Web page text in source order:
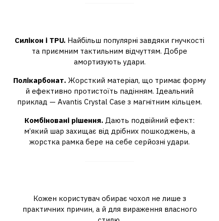
Силікон і TPU. Найбільш популярні завдяки гнучкості
та приємним тактильним відчуттям. Добре
амортизують удари.
Полікарбонат. Жорсткий матеріал, що тримає форму
й ефективно протистоїть падінням. Ідеальний
приклад — Avantis Crystal Case з магнітним кільцем.
Комбіновані рішення. Дають подвійний ефект:
м’який шар захищає від дрібних пошкоджень, а
жорстка рамка бере на себе серйозні удари.
Кожен користувач обирає чохол не лише з
практичних причин, а й для вираження власного